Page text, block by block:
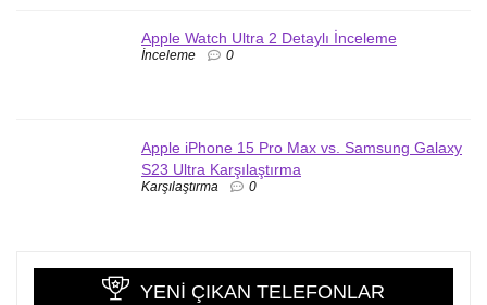
Apple Watch Ultra 2 Detaylı İnceleme
İnceleme 0
Apple iPhone 15 Pro Max vs. Samsung Galaxy
S23 Ultra Karşılaştırma
Karşılaştırma 0
YENI ÇIKAN TELEFONLAR